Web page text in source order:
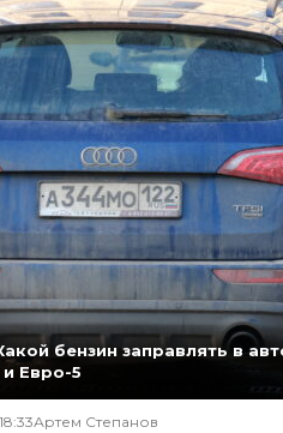
бензин заправлять в
Евро-5
Артем Степанов